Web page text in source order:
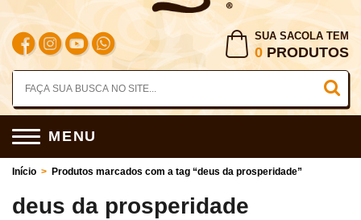
SUA SACOLA TEM
0 PRODUTOS
MENU
Início > Produtos marcados com a tag “deus da prosperidade”
deus da prosperidade